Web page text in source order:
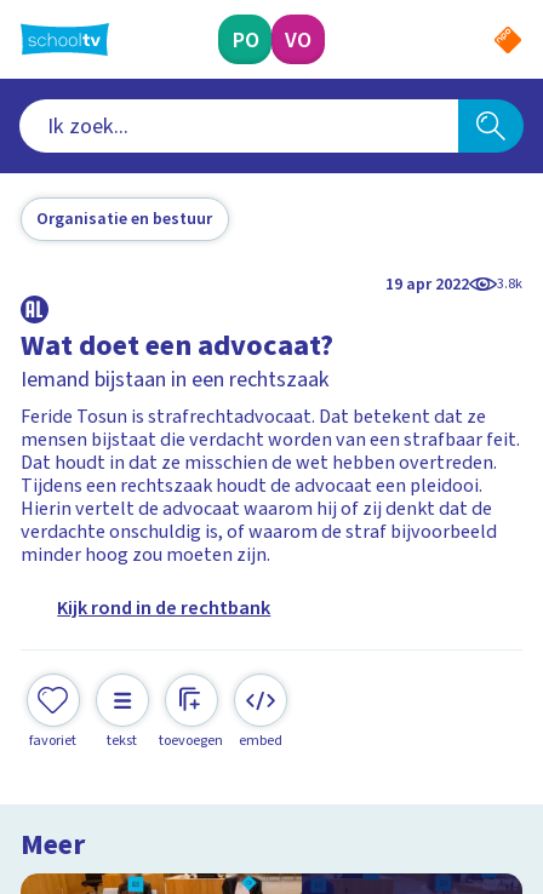
naar
hoofdinhoud
PO VO
Organisatie en bestuur
19 apr 2022 3.8k
Wat doet een advocaat?
Iemand bijstaan in een rechtszaak
Feride Tosun is strafrechtadvocaat. Dat betekent dat ze
mensen bijstaat die verdacht worden van een strafbaar feit.
Dat houdt in dat ze misschien de wet hebben overtreden.
Tijdens een rechtszaak houdt de advocaat een pleidooi.
Hierin vertelt de advocaat waarom hij of zij denkt dat de
verdachte onschuldig is, of waarom de straf bijvoorbeeld
minder hoog zou moeten zijn.
Kijk rond in de rechtbank
favoriet tekst toevoegen embed
Meer